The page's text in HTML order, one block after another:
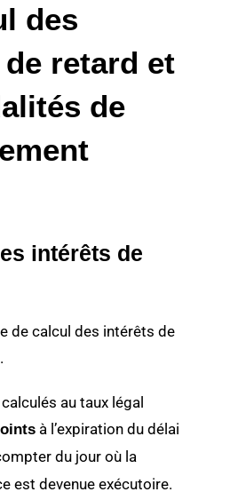
des
retard et
de
intérêts de
de calcul des intérêts de
au taux légal
à l’expiration du délai
du jour où la
est devenue exécutoire.